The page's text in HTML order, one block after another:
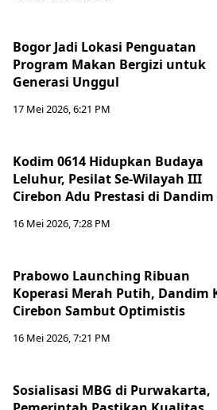
Bogor Jadi Lokasi Penguatan
Program Makan Bergizi untuk
Generasi Unggul
17 Mei 2026, 6:21 PM
Kodim 0614 Hidupkan Budaya
Leluhur, Pesilat Se-Wilayah III
Cirebon Adu Prestasi di Dandim
16 Mei 2026, 7:28 PM
Prabowo Launching Ribuan
Koperasi Merah Putih, Dandim
Cirebon Sambut Optimistis
16 Mei 2026, 7:21 PM
Sosialisasi MBG di Purwakarta,